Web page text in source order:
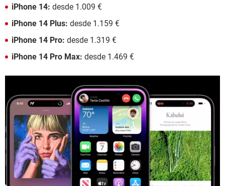
iPhone 14: desde 1.009 €
iPhone 14 Plus: desde 1.159 €
iPhone 14 Pro: desde 1.319 €
iPhone 14 Pro Max: desde 1.469 €